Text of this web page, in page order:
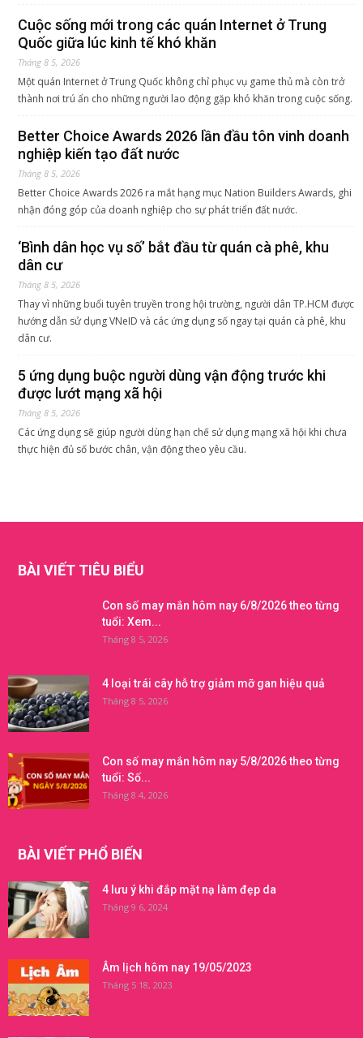
Cuộc sống mới trong các quán Internet ở Trung
Quốc giữa lúc kinh tế khó khăn
Tháng 8 5, 2026
Một quán Internet ở Trung Quốc không chỉ phục vụ game thủ mà còn trở
thành nơi trú ẩn cho những người lao động gặp khó khăn trong cuộc sống.
Better Choice Awards 2026 lần đầu tôn vinh doanh
nghiệp kiến tạo đất nước
Tháng 8 5, 2026
Better Choice Awards 2026 ra mắt hạng mục Nation Builders Awards, ghi
nhận đóng góp của doanh nghiệp cho sự phát triển đất nước.
‘Bình dân học vụ số’ bắt đầu từ quán cà phê, khu
dân cư
Tháng 8 5, 2026
Thay vì những buổi tuyên truyền trong hội trường, người dân TP.HCM được
hướng dẫn sử dụng VNeID và các ứng dụng số ngay tại quán cà phê, khu
dân cư.
5 ứng dụng buộc người dùng vận động trước khi
được lướt mạng xã hội
Tháng 8 5, 2026
Các ứng dụng sẽ giúp người dùng hạn chế sử dụng mạng xã hội khi chưa
thực hiện đủ số bước chân, vận động theo yêu cầu.
BÀI VIẾT TIÊU BIỂU
Con số may mắn hôm nay 6/8/2026 theo từng
tuổi: Xem...
Tháng 8 5, 2026
4 loại trái cây hỗ trợ giảm mỡ gan hiệu quả
Tháng 8 5, 2026
Con số may mắn hôm nay 5/8/2026 theo từng
tuổi: Số...
Tháng 8 4, 2026
BÀI VIẾT PHỔ BIẾN
4 lưu ý khi đắp mặt nạ làm đẹp da
Tháng 9 6, 2024
Âm lịch hôm nay 19/05/2023
Tháng 5 18, 2023